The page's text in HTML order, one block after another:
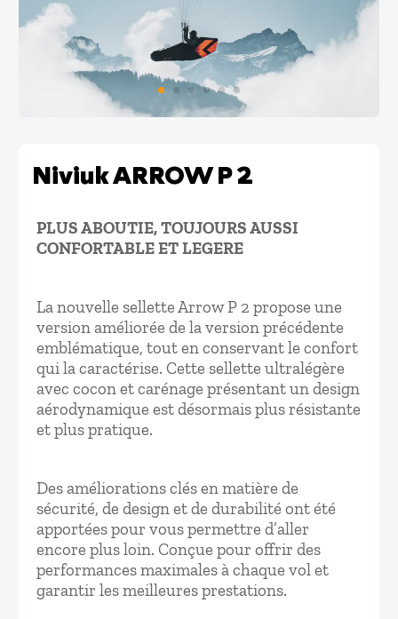
Niviuk ARROW P 2
PLUS ABOUTIE, TOUJOURS AUSSI
CONFORTABLE ET LEGERE
La nouvelle sellette Arrow P 2 propose une
version améliorée de la version précédente
emblématique, tout en conservant le confort
qui la caractérise. Cette sellette ultralégère
avec cocon et carénage présentant un design
aérodynamique est désormais plus résistante
et plus pratique.
Des améliorations clés en matière de
sécurité, de design et de durabilité ont été
apportées pour vous permettre d’aller
encore plus loin. Conçue pour offrir des
performances maximales à chaque vol et
garantir les meilleures prestations.